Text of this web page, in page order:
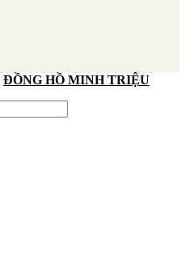
ĐỒNG HỒ MINH TRIỆU